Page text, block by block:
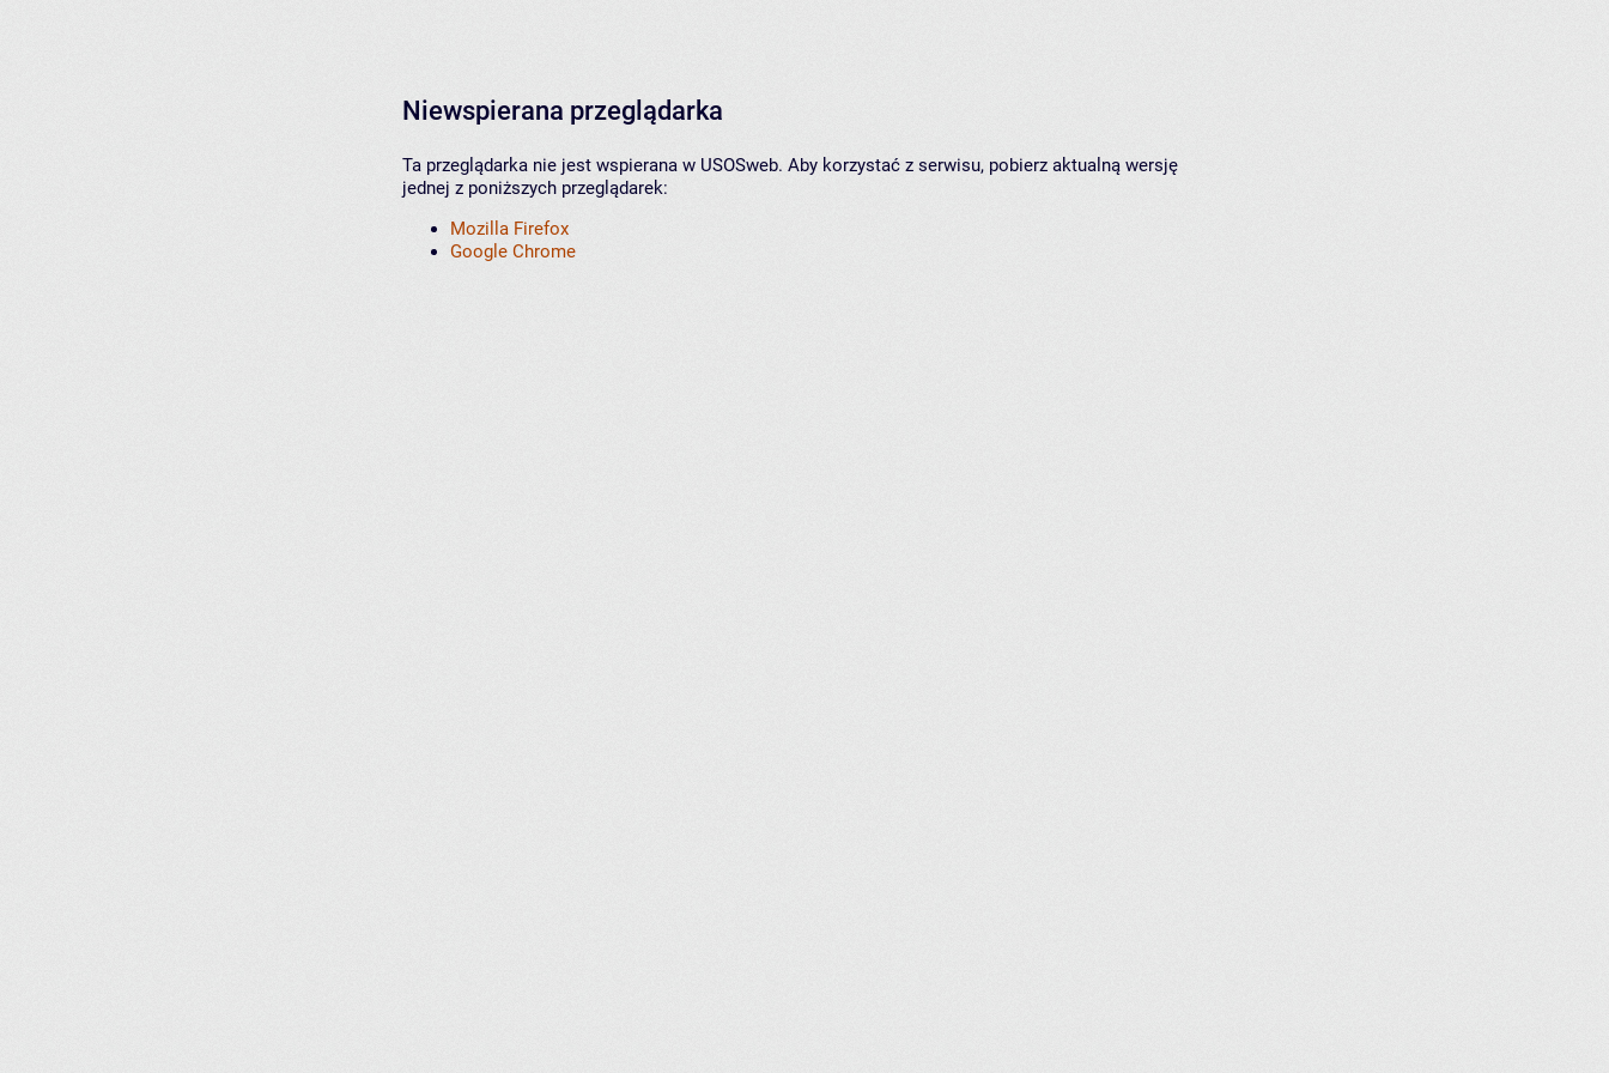
Niewspierana przeglądarka
Ta przeglądarka nie jest wspierana w USOSweb. Aby korzystać z serwisu, pobierz aktualną wersję
jednej z poniższych przeglądarek:
Mozilla Firefox
Google Chrome